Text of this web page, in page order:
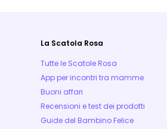
La Scatola Rosa
Tutte le Scatole Rosa
App per incontri tra mamme
Buoni affari
Recensioni e test dei prodotti
Guide del Bambino Felice